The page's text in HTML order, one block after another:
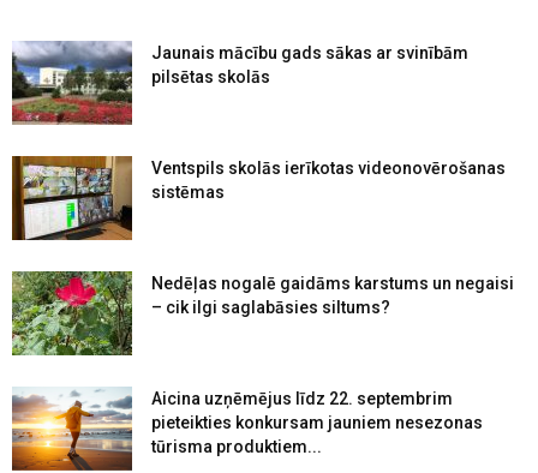
Jaunais mācību gads sākas ar svinībām
pilsētas skolās
Ventspils skolās ierīkotas videonovērošanas
sistēmas
Nedēļas nogalē gaidāms karstums un negaisi
– cik ilgi saglabāsies siltums?
Aicina uzņēmējus līdz 22. septembrim
pieteikties konkursam jauniem nesezonas
tūrisma produktiem...